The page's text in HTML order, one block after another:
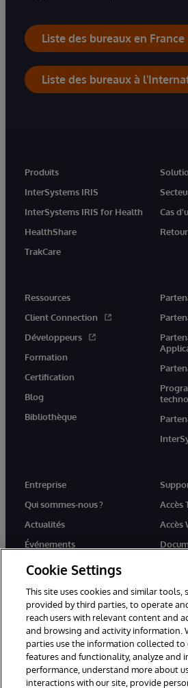
Liste des bureaux en France
Liste des bureaux à
Produits
InterSystems IRIS
InterSystems IRIS for Health
HealthShare
TrakCare
Cas
Ressources
Client Connection
Développeurs
Formation
Certification
Blog
Bibliothèque
Entreprise
Qui sommes-nous ?
Actualités
Événements
Rejoignez-nous
Accès
Accès
© 1996-2026 InterSystems Corporation,
réservés.
Mentions légales
Cookie Settings
This site uses cookies and similar tools,
provided by third parties, to operate
reach users with relevant content and
and browsing and activity information.
parties use the information collected to
features and functionality, analyze and
performance, understand more about
interactions with our site, provide